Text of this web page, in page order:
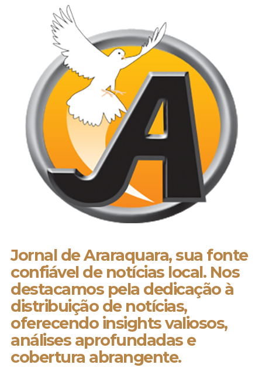
Jornal de Araraquara, sua fonte
confiável de notícias local. Nos
destacamos pela dedicação à
distribuição de notícias,
oferecendo insights valiosos,
análises aprofundadas e
cobertura abrangente.